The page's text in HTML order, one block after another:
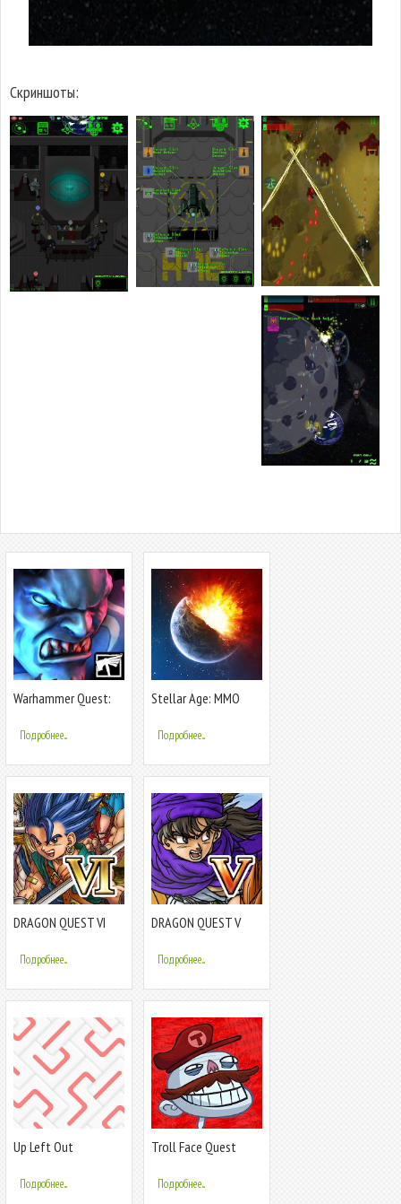
Скриншоты:
Warhammer Quest:
Подробнее...
Stellar Age: MMO
Подробнее...
DRAGON QUEST VI
Подробнее...
DRAGON QUEST V
Подробнее...
Up Left Out
Подробнее...
Troll Face Quest
Подробнее...